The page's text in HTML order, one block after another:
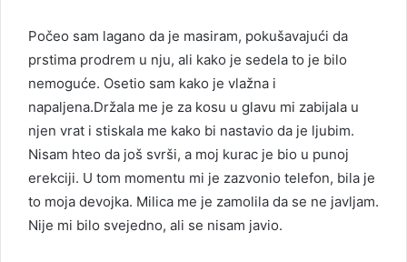
Počeo sam lagano da je masiram, pokušavajući da
prstima prodrem u nju, ali kako je sedela to je bilo
nemoguće. Osetio sam kako je vlažna i
napaljena.Držala me je za kosu u glavu mi zabijala u
njen vrat i stiskala me kako bi nastavio da je ljubim.
Nisam hteo da još svrši, a moj kurac je bio u punoj
erekciji. U tom momentu mi je zazvonio telefon, bila je
to moja devojka. Milica me je zamolila da se ne javljam.
Nije mi bilo svejedno, ali se nisam javio.